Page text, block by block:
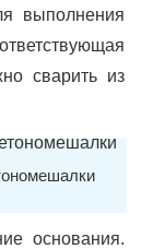
выполнения
сварить из
основания.